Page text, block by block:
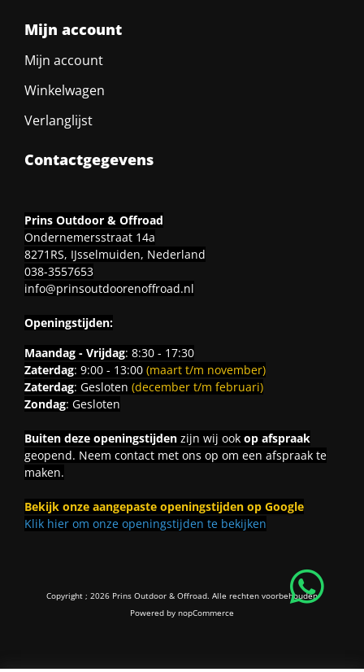
Mijn account
Mijn account
Winkelwagen
Verlanglijst
Contactgegevens
Prins Outdoor & Offroad
Ondernemersstraat 14a
8271RS, IJsselmuiden, Nederland
038-3557653
info@prinsoutdoorenoffroad.nl
Openingstijden:
Maandag - Vrijdag: 8:30 - 17:30
Zaterdag: 9:00 - 13:00 (maart t/m november)
Zaterdag: Gesloten (december t/m februari)
Zondag: Gesloten
Buiten deze openingstijdenzijn wij ook op afspraak
geopend. Neem contact met ons op om een afspraak te
maken.
Bekijk onze aangepaste openingstijden op Google
Klik hier om onze openingstijden te bekijken
Copyright ; 2026 Prins Outdoor & Offroad. Alle rechten voorbehouden
Powered by nopCommerce